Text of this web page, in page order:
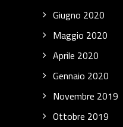
Giugno 2020
Maggio 2020
Aprile 2020
Gennaio 2020
Novembre 2019
Ottobre 2019